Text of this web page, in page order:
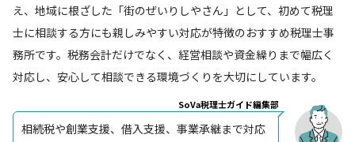
え、地域に根ざした「街のぜいりしやさん」として、初めて税理
士に相談する方にも親しみやすい対応が特徴のおすすめ税理士事
務所です。税務会計だけでなく、経営相談や資金繰りまで幅広く
対応し、安心して相談できる環境づくりを大切にしています。
SoVa税理士ガイド編集部
相続税や創業支援、借入支援、事業承継まで対応